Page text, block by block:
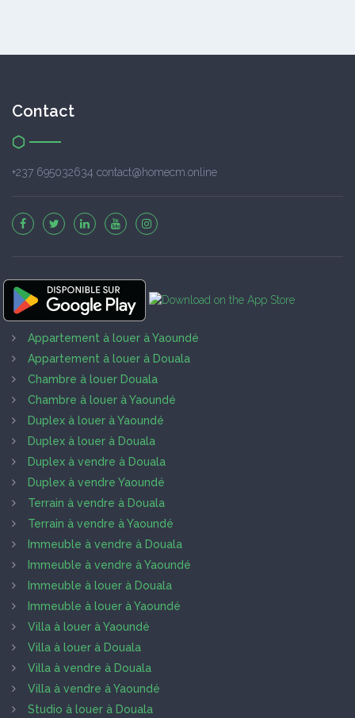
Contact
+237 695032634 contact@homecm.online
Appartement à louer à Yaoundé
Appartement à louer à Douala
Chambre à louer Douala
Chambre à louer à Yaoundé
Duplex à louer à Yaoundé
Duplex à louer à Douala
Duplex à vendre à Douala
Duplex à vendre Yaoundé
Terrain à vendre à Douala
Terrain à vendre à Yaoundé
Immeuble à vendre à Douala
Immeuble à vendre à Yaoundé
Immeuble à louer à Douala
Immeuble à louer à Yaoundé
Villa à louer à Yaoundé
Villa à louer à Douala
Villa à vendre à Douala
Villa à vendre à Yaoundé
Studio à louer à Douala